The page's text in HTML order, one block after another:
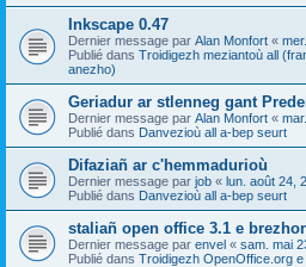
Inkscape 0.47
Dernier message par Alan Monfort «
Publié dans Troidigezh meziantoù all
anezho)
Geriadur ar stlenneg gant
Dernier message par Alan Monfort «
Publié dans Danvezioù all a-bep seurt
Difaziañ ar c'hemmadurioù
Dernier message par job « lun. août 24,
Publié dans Danvezioù all a-bep seurt
staliañ open office 3.1 e
Dernier message par envel « sam. mai
Publié dans Troidigezh OpenOffice.org